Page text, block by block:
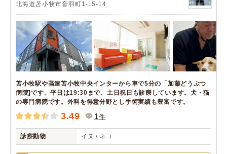
北海道苫小牧市音羽町1-15-14
苫小牧駅や高速苫小牧中央インターから車で5分の「加藤どうぶつ
病院]です。平日は19:30まで、土日祝日も診療しています。犬・猫
の専門病院です。外科を得意分野とし手術実績も豊富です。
3.49 1件
診察動物 イヌ / ネコ